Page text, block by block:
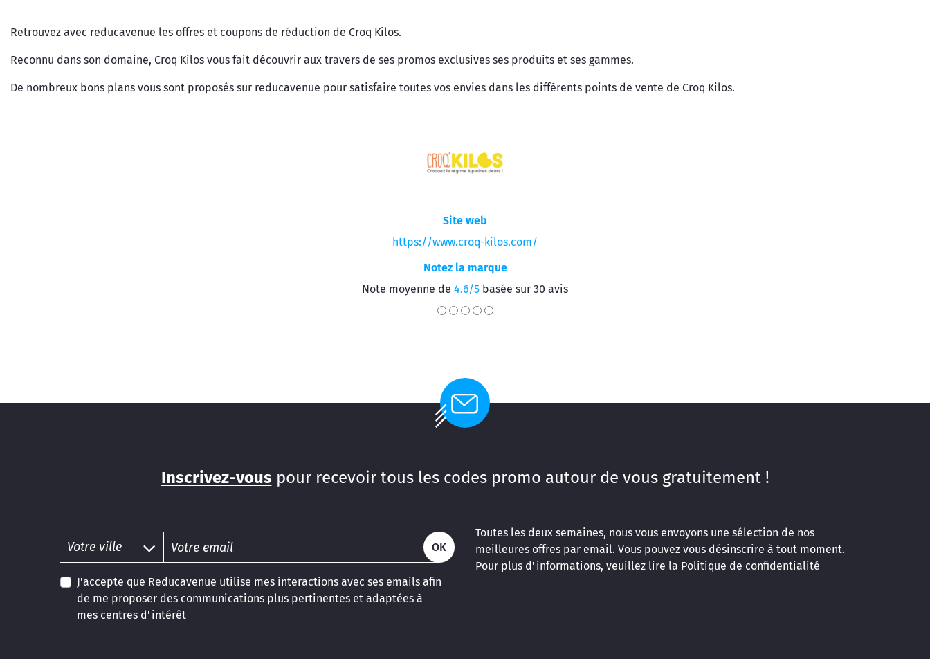
Retrouvez avec reducavenue les offres et coupons de réduction de Croq Kilos.
Reconnu dans son domaine, Croq Kilos vous fait découvrir aux travers de ses promos exclusives ses produits et ses gammes.
De nombreux bons plans vous sont proposés sur reducavenue pour satisfaire toutes vos envies dans les différents points de vente de Croq Kilos.
Site web
https://www.croq-kilos.com/
Notez la marque
Note moyenne de 4.6/5 basée sur 30 avis
Inscrivez-vous pour recevoir tous les codes promo autour de vous gratuitement !
OK
J'accepte que Reducavenue utilise mes interactions avec ses emails afin
de me proposer des communications plus pertinentes et adaptées à
mes centres d'intérêt
Toutes les deux semaines, nous vous envoyons une sélection de nos
meilleures offres par email. Vous pouvez vous désinscrire à tout moment.
Pour plus d'informations, veuillez lire la Politique de confidentialité